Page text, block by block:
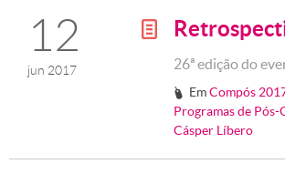
12
jun 2017
g
26ª edição do
# EmCompós
Programas de
Cásper Líbero